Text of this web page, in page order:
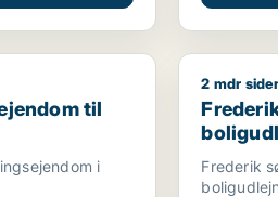
til salg i København S
til
i
Frederik
2 mdr
Frederik